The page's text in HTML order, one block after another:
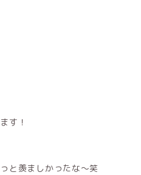
す！
と羨ましかったな〜笑